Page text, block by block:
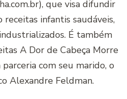
que visa difundir
infantis saudáveis,
É também
A Dor de Cabeça Morre
com seu marido, o
Alexandre Feldman.